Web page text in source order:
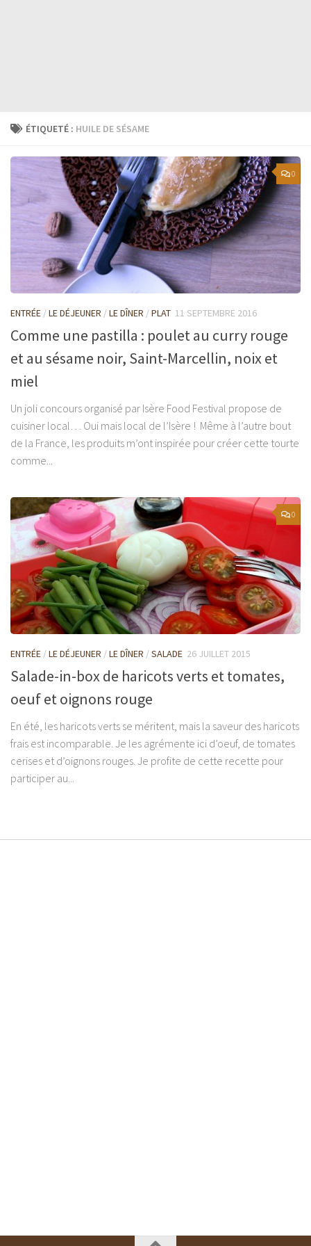
ÉTIQUETÉ : HUILE DE SÉSAME
0
ENTRÉE /LE DÉJEUNER /LE DÎNER /PLAT 11 SEPTEMBRE 2016
Comme une pastilla : poulet au curry rouge
et au sésame noir, Saint-Marcellin, noix et
miel
Un joli concours organisé par Isère Food Festival propose de
cuisiner local… Oui mais local de l’Isère ! Même à l’autre bout
de la France, les produits m’ont inspirée pour créer cette tourte
comme...
0
ENTRÉE /LE DÉJEUNER /LE DÎNER /SALADE 26 JUILLET 2015
Salade-in-box de haricots verts et tomates,
oeuf et oignons rouge
En été, les haricots verts se méritent, mais la saveur des haricots
frais est incomparable. Je les agrémente ici d’oeuf, de tomates
cerises et d’oignons rouges. Je profite de cette recette pour
participer au...